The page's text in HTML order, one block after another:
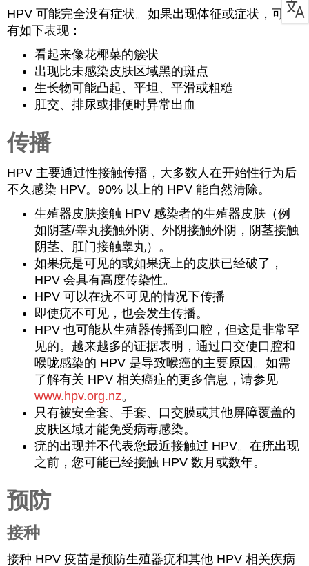
HPV 可能完全没有症状。如果出现体征或症状，可能
有如下表现：
看起来像花椰菜的簇状
出现比未感染皮肤区域黑的斑点
生长物可能凸起、平坦、平滑或粗糙
肛交、排尿或排便时异常出血
传播
HPV 主要通过性接触传播，大多数人在开始性行为后
不久感染 HPV。90% 以上的 HPV 能自然清除。
生殖器皮肤接触 HPV 感染者的生殖器皮肤（例
如阴茎/睾丸接触外阴、外阴接触外阴，阴茎接触
阴茎、肛门接触睾丸）。
如果疣是可见的或如果疣上的皮肤已经破了，
HPV 会具有高度传染性。
HPV 可以在疣不可见的情况下传播
即使疣不可见，也会发生传播。
HPV 也可能从生殖器传播到口腔，但这是非常罕
见的。越来越多的证据表明，通过口交使口腔和
喉咙感染的 HPV 是导致喉癌的主要原因。如需
了解有关 HPV 相关癌症的更多信息，请参见
www.hpv.org.nz。
只有被安全套、手套、口交膜或其他屏障覆盖的
皮肤区域才能免受病毒感染。
疣的出现并不代表您最近接触过 HPV。在疣出现
之前，您可能已经接触 HPV 数月或数年。
预防
接种
接种 HPV 疫苗是预防生殖器疣和其他 HPV 相关疾病